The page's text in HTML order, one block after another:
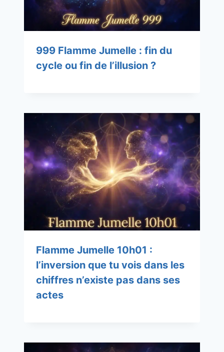
999 Flamme Jumelle : fin du
cycle ou fin de l’illusion ?
Flamme Jumelle 10h01 :
l’inversion que tu vois dans les
chiffres n’existe pas dans ses
actes